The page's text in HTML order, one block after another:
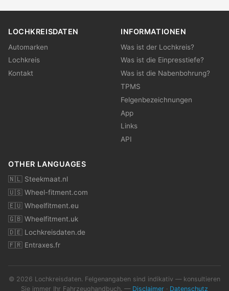
LOCHKREISDATEN
Automarken
Lochkreis
Kontakt
INFORMATIONEN
Was ist der Lochkreis?
Was ist die Einpresstiefe?
Was ist die Nabenbohrung?
TPMS
Felgenbezeichnungen
App
Links
API
OTHER LANGUAGES
🇳🇱 Steekmaat.nl
🇺🇸 Wheel-fitment.com
🇪🇺 Wheelfitment.eu
🇬🇧 Wheelfitment.uk
🇩🇪 Lochkreisdaten.de
🇫🇷 Entraxes.fr
© 2026 Lochkreisdaten. Felgenangaben sind indikativ — konsultieren
Sie immer Ihr Fahrzeughandbuch. — Disclaimer · Datenschutz